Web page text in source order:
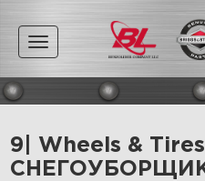
Toggle
navigation
9| Wheels & Tires
СНЕГОУБОРЩИК